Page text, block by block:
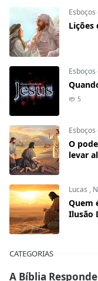
Lições
5
O
levar
Lucas ,
Quem
Ilusão
CATEGORIAS
A Bíblia Responde